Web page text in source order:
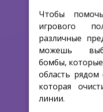
Чтобы
игрового
различные
можешь
бомбы,
область
которая
линии.